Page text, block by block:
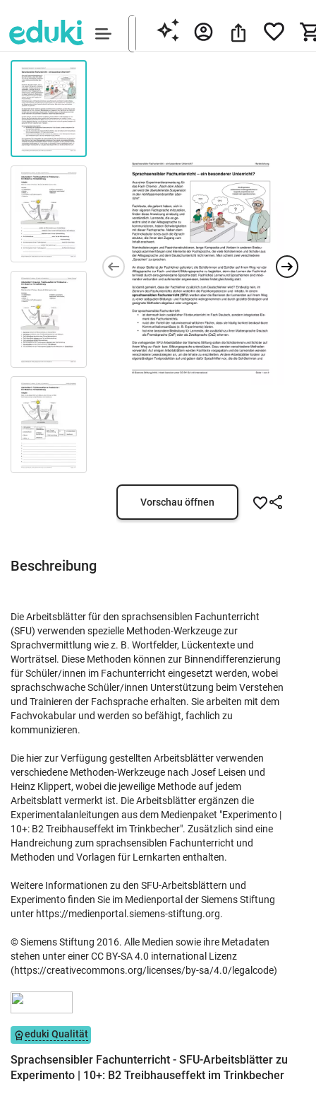
Vorschau öffnen
Beschreibung
Die Arbeitsblätter für den sprachsensiblen Fachunterricht
(SFU) verwenden spezielle Methoden-Werkzeuge zur
Sprachvermittlung wie z. B. Wortfelder, Lückentexte und
Worträtsel. Diese Methoden können zur Binnendifferenzierung
für Schüler/innen im Fachunterricht eingesetzt werden, wobei
sprachschwache Schüler/innen Unterstützung beim Verstehen
und Trainieren der Fachsprache erhalten. Sie arbeiten mit dem
Fachvokabular und werden so befähigt, fachlich zu
kommunizieren.
Die hier zur Verfügung gestellten Arbeitsblätter verwenden
verschiedene Methoden-Werkzeuge nach Josef Leisen und
Heinz Klippert, wobei die jeweilige Methode auf jedem
Arbeitsblatt vermerkt ist. Die Arbeitsblätter ergänzen die
Experimentalanleitungen aus dem Medienpaket "Experimento |
10+: B2 Treibhauseffekt im Trinkbecher". Zusätzlich sind eine
Handreichung zum sprachsensiblen Fachunterricht und
Methoden und Vorlagen für Lernkarten enthalten.
Weitere Informationen zu den SFU-Arbeitsblättern und
Experimento finden Sie im Medienportal der Siemens Stiftung
unter https://medienportal.siemens-stiftung.org.
© Siemens Stiftung 2016. Alle Medien sowie ihre Metadaten
stehen unter einer CC BY-SA 4.0 international Lizenz
(https://creativecommons.org/licenses/by-sa/4.0/legalcode)
eduki Qualität
Sprachsensibler Fachunterricht - SFU-Arbeitsblätter zu
Experimento | 10+: B2 Treibhauseffekt im Trinkbecher